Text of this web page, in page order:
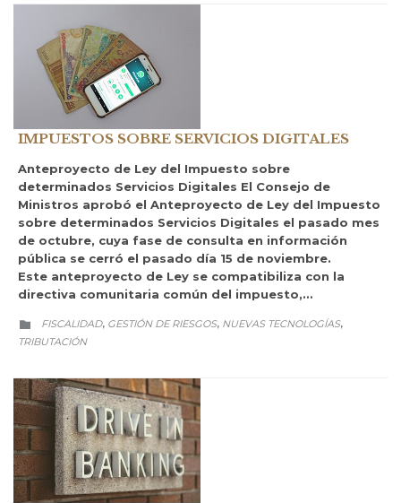
IMPUESTOS SOBRE SERVICIOS DIGITALES
Anteproyecto de Ley del Impuesto sobre
determinados Servicios Digitales El Consejo de
Ministros aprobó el Anteproyecto de Ley del Impuesto
sobre determinados Servicios Digitales el pasado mes
de octubre, cuya fase de consulta en información
pública se cerró el pasado día 15 de noviembre.
Este anteproyecto de Ley se compatibiliza con la
directiva comunitaria común del impuesto,…
 CATEGORY
FISCALIDAD, GESTIÓN DE RIESGOS, NUEVAS TECNOLOGÍAS,
TRIBUTACIÓN